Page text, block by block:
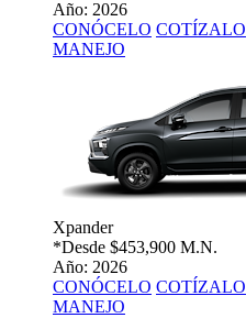
Año: 2026
CONÓCELO COTÍZALO
MANEJO
Xpander
*Desde $453,900 M.N.
Año: 2026
CONÓCELO COTÍZALO
MANEJO